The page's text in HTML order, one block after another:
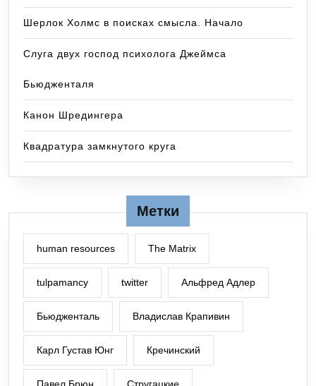
Шерлок Холмс в поисках смысла. Начало
Слуга двух господ психолога Джеймса
Бьюдженталя
Канон Шредингера
Квадратура замкнутого круга
Метки
human resources The Matrix
tulpamancy twitter Альфред Адлер
Бьюдженталь Владислав Крапивин
Карл Густав Юнг Кречинский